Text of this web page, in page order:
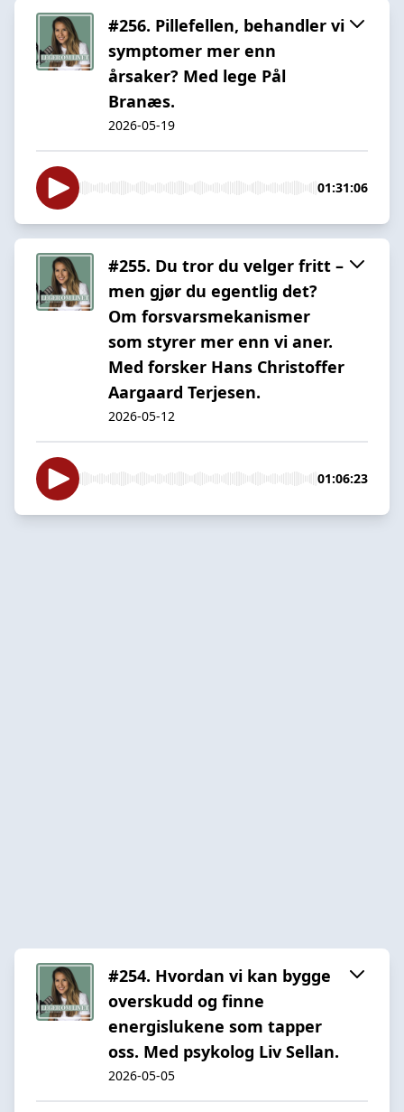
#256. Pillefellen, behandler vi
symptomer mer enn
årsaker? Med lege Pål
Branæs.
2026-05-19
01:31:06
#255. Du tror du velger fritt –
men gjør du egentlig det?
Om forsvarsmekanismer
som styrer mer enn vi aner.
Med forsker Hans Christoffer
Aargaard Terjesen.
2026-05-12
01:06:23
#254. Hvordan vi kan bygge
overskudd og finne
energislukene som tapper
oss. Med psykolog Liv Sellan.
2026-05-05